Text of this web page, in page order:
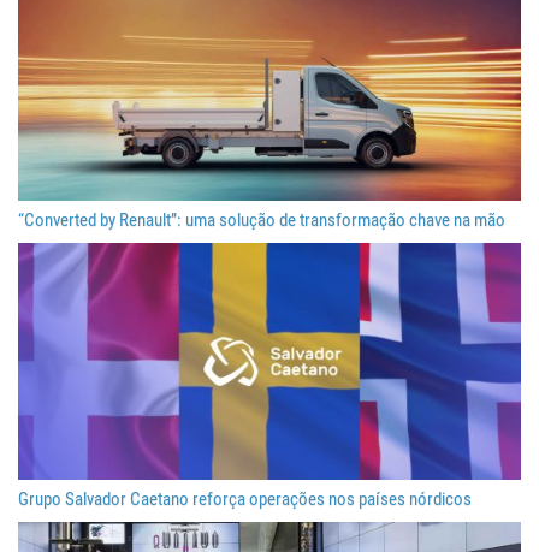
“Converted by Renault”: uma solução de transformação chave na mão
Grupo Salvador Caetano reforça operações nos países nórdicos